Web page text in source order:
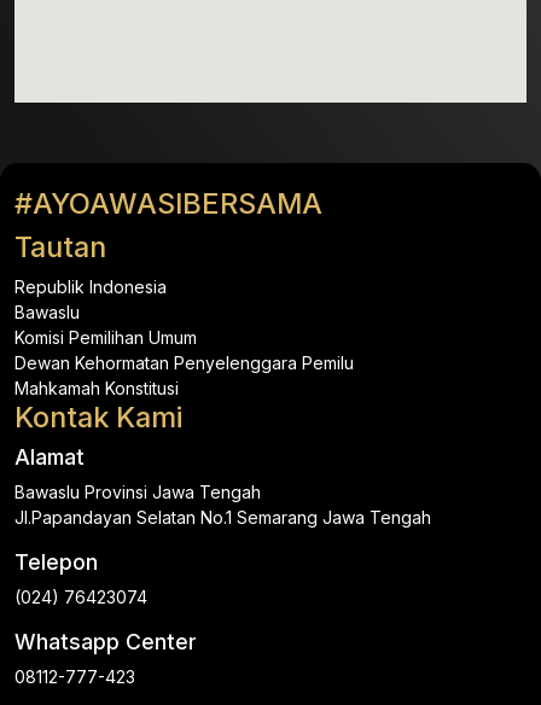
#AYOAWASIBERSAMA
Tautan
Republik Indonesia
Bawaslu
Komisi Pemilihan Umum
Dewan Kehormatan Penyelenggara Pemilu
Mahkamah Konstitusi
Kontak Kami
Alamat
Bawaslu Provinsi Jawa Tengah
Jl.Papandayan Selatan No.1 Semarang Jawa Tengah
Telepon
(024) 76423074
Whatsapp Center
08112-777-423